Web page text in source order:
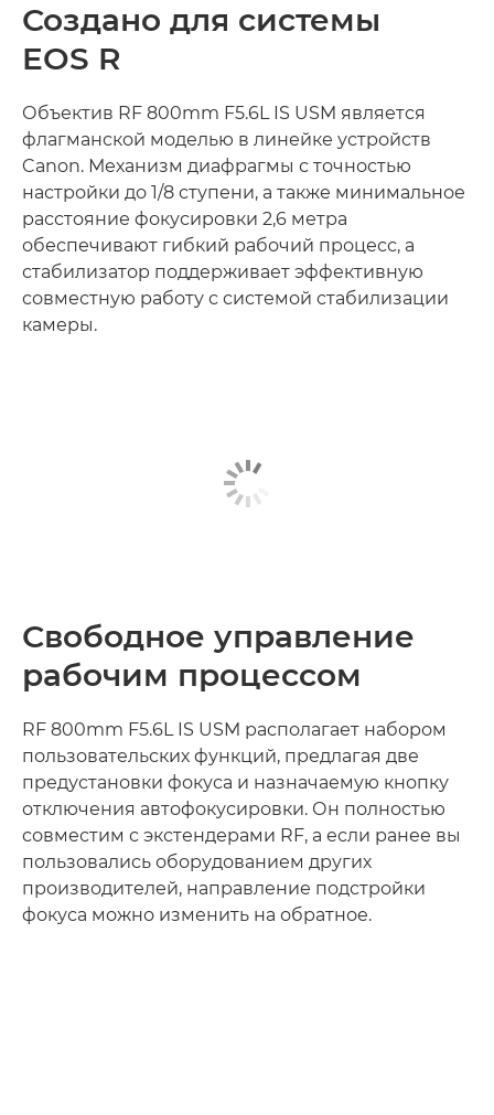
Создано для системы
EOS R
Объектив RF 800mm F5.6L IS USM является
флагманской моделью в линейке устройств
Canon. Механизм диафрагмы с точностью
настройки до 1/8 ступени, а также минимальное
расстояние фокусировки 2,6 метра
обеспечивают гибкий рабочий процесс, а
стабилизатор поддерживает эффективную
совместную работу с системой стабилизации
камеры.
Свободное управление
рабочим процессом
RF 800mm F5.6L IS USM располагает набором
пользовательских функций, предлагая две
предустановки фокуса и назначаемую кнопку
отключения автофокусировки. Он полностью
совместим с экстендерами RF, а если ранее вы
пользовались оборудованием других
производителей, направление подстройки
фокуса можно изменить на обратное.